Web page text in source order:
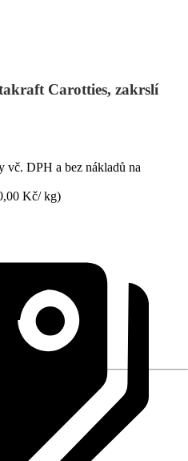
Carotties, zakrslí
DPH a bez nákladů na
Kč/ kg)